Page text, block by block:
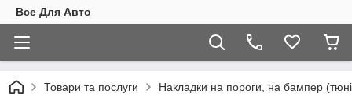
Все Для Авто
Товари та послуги Накладки на пороги, на бампер